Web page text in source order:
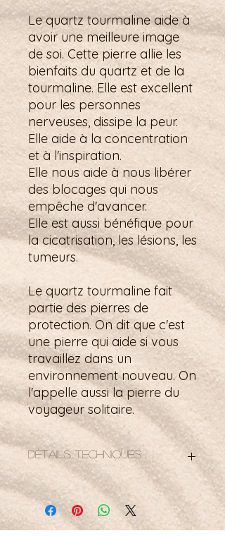
Le quartz tourmaline aide à
avoir une meilleure image
de soi. Cette pierre allie les
bienfaits du quartz et de la
tourmaline. Elle est excellent
pour les personnes
nerveuses, dissipe la peur.
Elle aide à la concentration
et à l'inspiration.
Elle nous aide à nous libérer
des blocages qui nous
empêche d'avancer.
Elle est aussi bénéfique pour
la cicatrisation, les lésions, les
tumeurs.
Le quartz tourmaline fait
partie des pierres de
protection. On dit que c'est
une pierre qui aide si vous
travaillez dans un
environnement nouveau. On
l'appelle aussi la pierre du
voyageur solitaire.
Détails techniques :
Bracelet fermoir en argent 925
perles de 6 mm
taille de poignet : 17,5cm
personnalisable